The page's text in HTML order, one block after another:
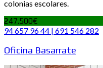
colonias escolares.
247.500€
94 657 96 44 | 691 546 282
Oficina Basarrate